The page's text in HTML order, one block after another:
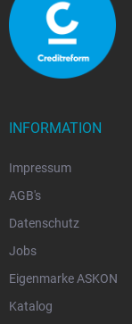
INFORMATION
Impressum
AGB's
Datenschutz
Jobs
Eigenmarke ASKON
Katalog